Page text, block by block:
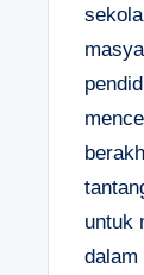
untuk
dalam